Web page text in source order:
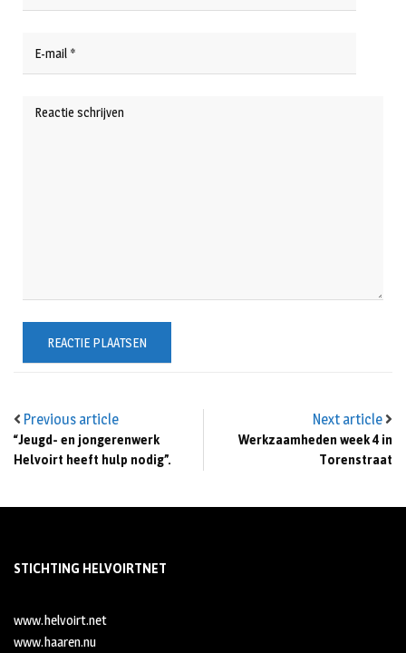
Previous article
“Jeugd- en jongerenwerk
Helvoirt heeft hulp nodig”.
Next article
Werkzaamheden week 4 in
Torenstraat
STICHTING HELVOIRTNET
www.helvoirt.net
www.haaren.nu